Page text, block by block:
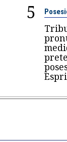
5